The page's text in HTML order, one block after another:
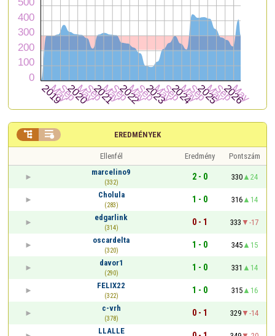
EREDMÉNYEK
 
Ellenfél Eredmény
Pontszám
marcelino9
(332)
2 - 0 330
24
Cholula
(283)
1 - 0 316
14
edgarlink
(314)
0 - 1 333
-17
oscardelta
(320)
1 - 0 345
15
davor1
(290)
1 - 0 331
14
FELIX22
(322)
1 - 0 315
16
c-vrh
(378)
0 - 1 329
-14
LLALLE